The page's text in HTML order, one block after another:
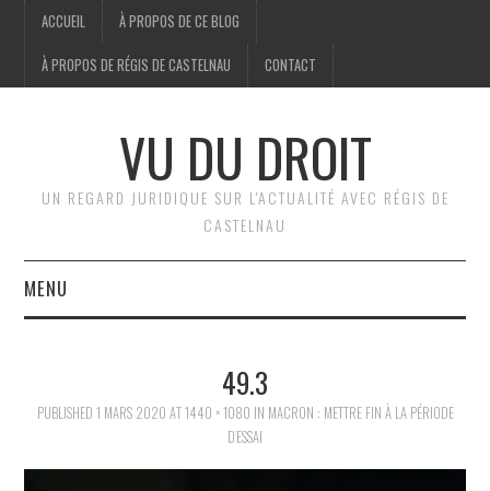
ACCUEIL À PROPOS DE CE BLOG
À PROPOS DE RÉGIS DE CASTELNAU CONTACT
VU DU DROIT
UN REGARD JURIDIQUE SUR L'ACTUALITÉ AVEC RÉGIS DE
CASTELNAU
MENU
49.3
PUBLISHED 1 MARS 2020 AT1440 × 1080 IN MACRON : METTRE FIN À LA PÉRIODE
D’ESSAI